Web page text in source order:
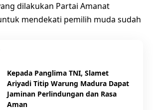
dilakukan Partai Amanat
mendekati pemilih muda sudah
Kepada Panglima TNI, Slamet
Ariyadi Titip Warung Madura Dapat
Jaminan Perlindungan dan Rasa
Aman